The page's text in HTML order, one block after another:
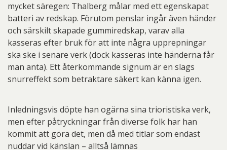
mycket säregen: Thalberg målar med ett egenskapat
batteri av redskap. Förutom penslar ingår även händer
och särskilt skapade gummiredskap, varav alla
kasseras efter bruk för att inte några upprepningar
ska ske i senare verk (dock kasseras inte händerna får
man anta). Ett återkommande signum är en slags
snurreffekt som betraktare säkert kan känna igen.
Inledningsvis döpte han ogärna sina trioristiska verk,
men efter påtryckningar från diverse folk har han
kommit att göra det, men då med titlar som endast
nuddar vid känslan – alltså lämnas